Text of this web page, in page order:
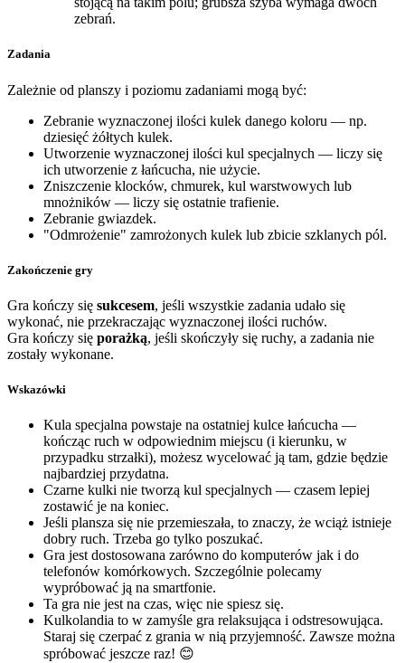
zebrań.
Zadania
Zależnie od planszy i poziomu zadaniami mogą być:
Zebranie wyznaczonej ilości kulek danego koloru — np.
dziesięć żółtych kulek.
Utworzenie wyznaczonej ilości kul specjalnych — liczy się
ich utworzenie z łańcucha, nie użycie.
Zniszczenie klocków, chmurek, kul warstwowych lub
mnożników — liczy się ostatnie trafienie.
Zebranie gwiazdek.
"Odmrożenie" zamrożonych kulek lub zbicie szklanych pól.
Zakończenie gry
Gra kończy się sukcesem, jeśli wszystkie zadania udało się
wykonać, nie przekraczając wyznaczonej ilości ruchów.
Gra kończy się porażką, jeśli skończyły się ruchy, a zadania nie
zostały wykonane.
Wskazówki
Kula specjalna powstaje na ostatniej kulce łańcucha —
kończąc ruch w odpowiednim miejscu (i kierunku, w
przypadku strzałki), możesz wycelować ją tam, gdzie będzie
najbardziej przydatna.
Czarne kulki nie tworzą kul specjalnych — czasem lepiej
zostawić je na koniec.
Jeśli plansza się nie przemieszała, to znaczy, że wciąż istnieje
dobry ruch. Trzeba go tylko poszukać.
Gra jest dostosowana zarówno do komputerów jak i do
telefonów komórkowych. Szczególnie polecamy
wypróbować ją na smartfonie.
Ta gra nie jest na czas, więc nie spiesz się.
Kulkolandia to w zamyśle gra relaksująca i odstresowująca.
Staraj się czerpać z grania w nią przyjemność. Zawsze można
spróbować jeszcze raz! 😊